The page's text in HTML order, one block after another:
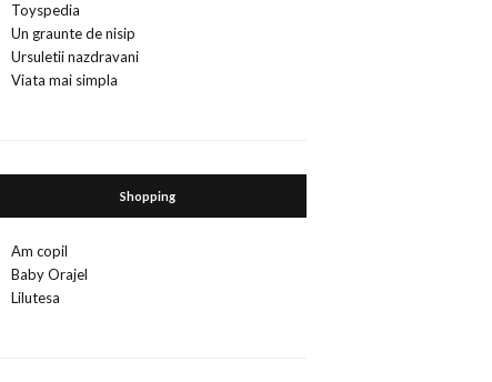
Toyspedia
Un graunte de nisip
Ursuletii nazdravani
Viata mai simpla
Shopping
Am copil
Baby Orajel
Lilutesa